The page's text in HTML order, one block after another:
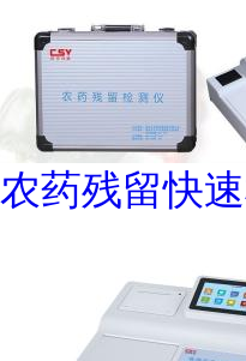
农药残留快